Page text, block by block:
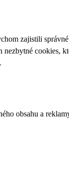
zajistili
.
obsahu a